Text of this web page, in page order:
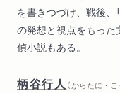
を書きつづけ、戦後、
の発想と視点をもった
偵小説もある。
柄谷行人 （ からたに・こ